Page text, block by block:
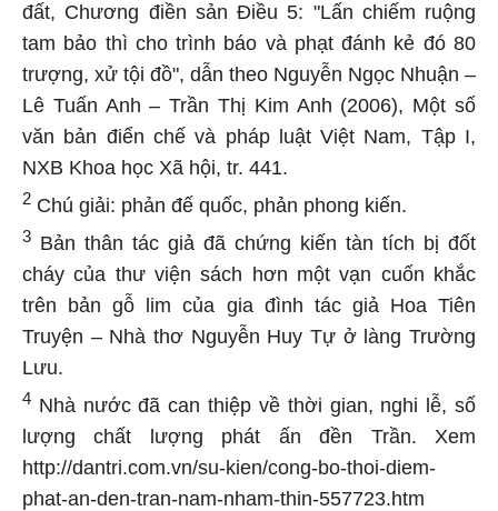
đất, Chương điền sản Điều 5: "Lấn chiếm ruộng
tam bảo thì cho trình báo và phạt đánh kẻ đó 80
trượng, xử tội đồ", dẫn theo Nguyễn Ngọc Nhuận –
Lê Tuấn Anh – Trần Thị Kim Anh (2006), Một số
văn bản điển chế và pháp luật Việt Nam, Tập I,
NXB Khoa học Xã hội, tr. 441.
2 Chú giải: phản đế quốc, phản phong kiến.
3 Bản thân tác giả đã chứng kiến tàn tích bị đốt
cháy của thư viện sách hơn một vạn cuốn khắc
trên bản gỗ lim của gia đình tác giả Hoa Tiên
Truyện – Nhà thơ Nguyễn Huy Tự ở làng Trường
Lưu.
4 Nhà nước đã can thiệp về thời gian, nghi lễ, số
lượng chất lượng phát ấn đền Trần. Xem
http://dantri.com.vn/su-kien/cong-bo-thoi-diem-
phat-an-den-tran-nam-nham-thin-557723.htm